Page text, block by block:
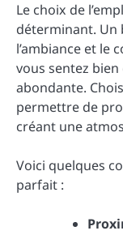
Le choix de
déterminant. Un
l’ambiance et le
vous sentez
abondante.
permettre de
créant une
Voici quelques
parfait :